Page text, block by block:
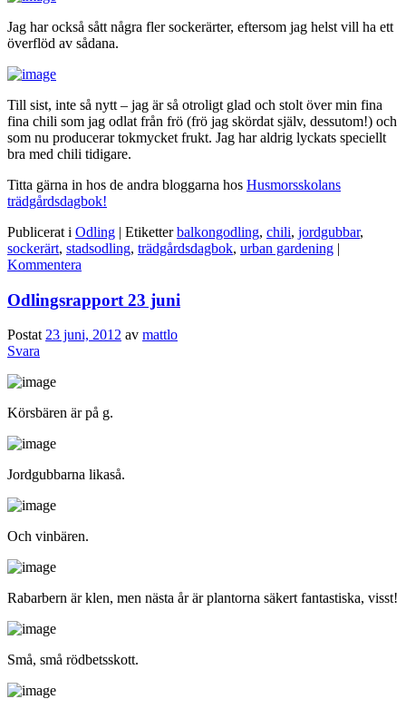
Jag har också sått några fler sockerärter, eftersom jag helst vill ha ett
överflöd av sådana.
Till sist, inte så nytt – jag är så otroligt glad och stolt över min fina
fina chili som jag odlat från frö (frö jag skördat själv, dessutom!) och
som nu producerar tokmycket frukt. Jag har aldrig lyckats speciellt
bra med chili tidigare.
Titta gärna in hos de andra bloggarna hos Husmorsskolans
trädgårdsdagbok!
Publicerat i Odling | Etiketter balkongodling, chili, jordgubbar,
sockerärt, stadsodling, trädgårdsdagbok, urban gardening |
Kommentera
Odlingsrapport 23 juni
Postat23 juni, 2012 av mattlo
Svara
Körsbären är på g.
Jordgubbarna likaså.
Och vinbären.
Rabarbern är klen, men nästa år är plantorna säkert fantastiska, visst!
Små, små rödbetsskott.